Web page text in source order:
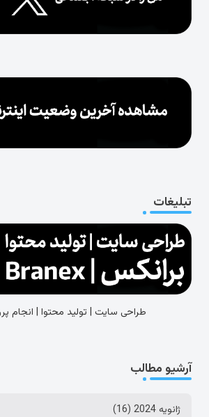
تبلیغات
طراحی سایت | تولید محتوا | انجام
آرشیو مطالب